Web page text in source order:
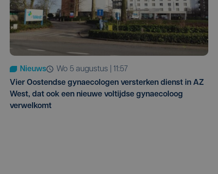
Nieuws
wo 5 augustus | 11:57
Vier Oostendse gynaecologen versterken dienst in AZ
West, dat ook een nieuwe voltijdse gynaecoloog
verwelkomt